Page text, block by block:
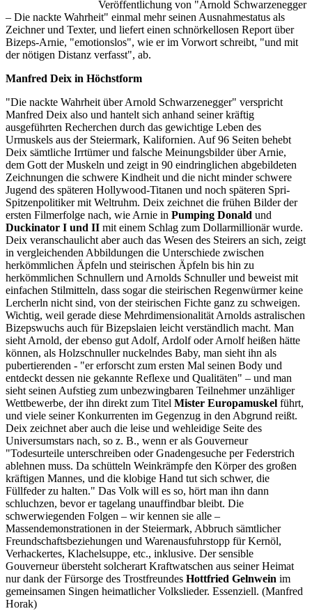
Veröffentlichung von "Arnold Schwarzenegger
– Die nackte Wahrheit" einmal mehr seinen Ausnahmestatus als
Zeichner und Texter, und liefert einen schnörkellosen Report über
Bizeps-Arnie, "emotionslos", wie er im Vorwort schreibt, "und mit
der nötigen Distanz verfasst", ab.
Manfred Deix in Höchstform
"Die nackte Wahrheit über Arnold Schwarzenegger" verspricht
Manfred Deix also und hantelt sich anhand seiner kräftig
ausgeführten Recherchen durch das gewichtige Leben des
Urmuskels aus der Steiermark, Kalifornien. Auf 96 Seiten behebt
Deix sämtliche Irrtümer und falsche Meinungsbilder über Arnie,
dem Gott der Muskeln und zeigt in 90 eindringlichen abgebildeten
Zeichnungen die schwere Kindheit und die nicht minder schwere
Jugend des späteren Hollywood-Titanen und noch späteren Spri-
Spitzenpolitiker mit Weltruhm. Deix zeichnet die frühen Bilder der
ersten Filmerfolge nach, wie Arnie in Pumping Donald und
Duckinator I und II mit einem Schlag zum Dollarmillionär wurde.
Deix veranschaulicht aber auch das Wesen des Steirers an sich, zeigt
in vergleichenden Abbildungen die Unterschiede zwischen
herkömmlichen Äpfeln und steirischen Äpfeln bis hin zu
herkömmlichen Schnullern und Arnolds Schnuller und beweist mit
einfachen Stilmitteln, dass sogar die steirischen Regenwürmer keine
Lercherln nicht sind, von der steirischen Fichte ganz zu schweigen.
Wichtig, weil gerade diese Mehrdimensionalität Arnolds astralischen
Bizepswuchs auch für Bizepslaien leicht verständlich macht. Man
sieht Arnold, der ebenso gut Adolf, Ardolf oder Arnolf heißen hätte
können, als Holzschnuller nuckelndes Baby, man sieht ihn als
pubertierenden - "er erforscht zum ersten Mal seinen Body und
entdeckt dessen nie gekannte Reflexe und Qualitäten" – und man
sieht seinen Aufstieg zum unbezwingbaren Teilnehmer unzähliger
Wettbewerbe, der ihn direkt zum Titel Mister Europamuskel führt,
und viele seiner Konkurrenten im Gegenzug in den Abgrund reißt.
Deix zeichnet aber auch die leise und wehleidige Seite des
Universumstars nach, so z. B., wenn er als Gouverneur
"Todesurteile unterschreiben oder Gnadengesuche per Federstrich
ablehnen muss. Da schütteln Weinkrämpfe den Körper des großen
kräftigen Mannes, und die klobige Hand tut sich schwer, die
Füllfeder zu halten." Das Volk will es so, hört man ihn dann
schluchzen, bevor er tagelang unauffindbar bleibt. Die
schwerwiegenden Folgen – wir kennen sie alle –
Massendemonstrationen in der Steiermark, Abbruch sämtlicher
Freundschaftsbeziehungen und Warenausfuhrstopp für Kernöl,
Verhackertes, Klachelsuppe, etc., inklusive. Der sensible
Gouverneur übersteht solcherart Kraftwatschen aus seiner Heimat
nur dank der Fürsorge des Trostfreundes Hottfried Gelnwein im
gemeinsamen Singen heimatlicher Volkslieder. Essenziell. (Manfred
Horak)